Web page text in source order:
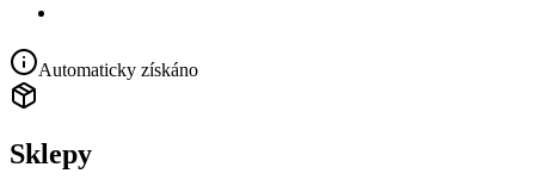
Automaticky získáno
Sklepy